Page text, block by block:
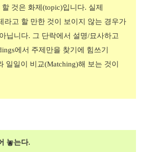
것은 화제 (topic)입니다. 실제
라고 할 만한 것이 보이지 않는 경우가
닙니다. 그 단락에서 설명/묘사하고
에서 주제만을 찾기에 힘쓰기
일일이 비교(Matching)해 보는 것이
놓는다.